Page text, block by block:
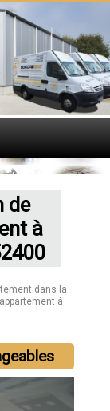
de
à
dans la
à